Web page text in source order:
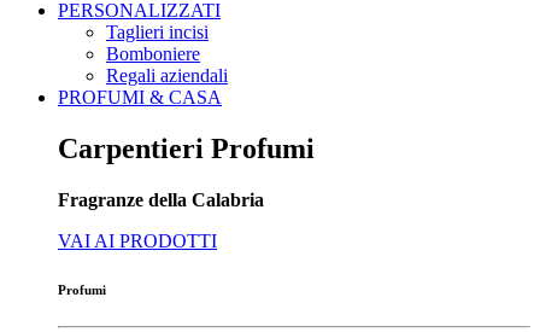
PERSONALIZZATI
Taglieri incisi
Bomboniere
Regali aziendali
PROFUMI & CASA
Carpentieri Profumi
Fragranze della Calabria
VAI AI PRODOTTI
Profumi